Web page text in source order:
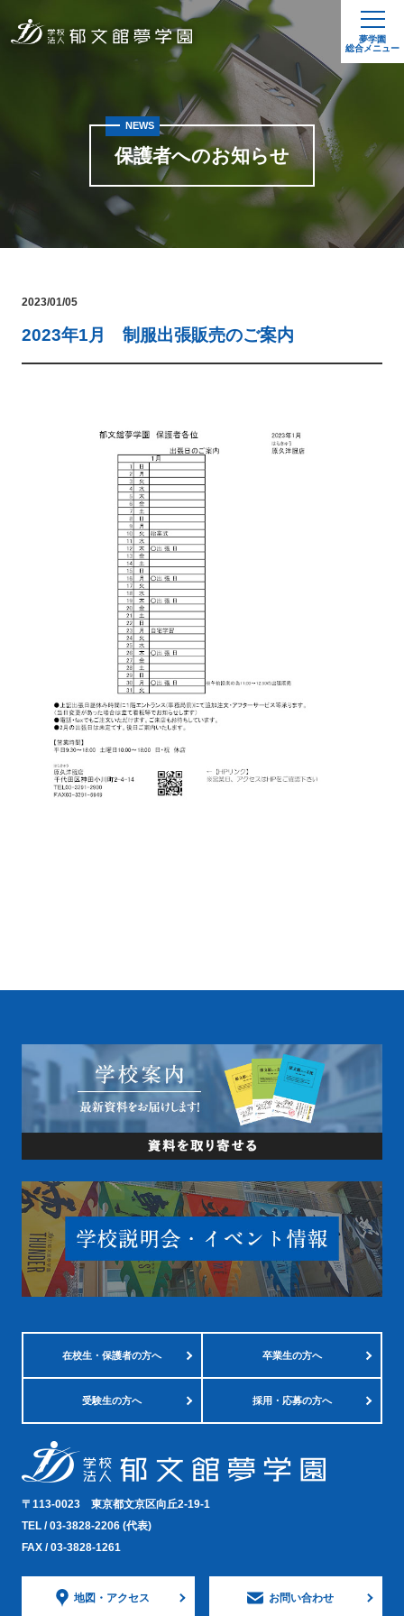
夢学園
総合メニュー
保護者へのお知らせ
NEWS
2023/01/05
2023年1月 制服出張販売のご案内
在校生・保護者の方へ 卒業生の方へ
受験生の方へ 採用・応募の方へ
〒113-0023 東京都文京区向丘2-19-1
TEL /03-3828-2206 (代表)
FAX / 03-3828-1261
地図・ アクセス お問い合わせ